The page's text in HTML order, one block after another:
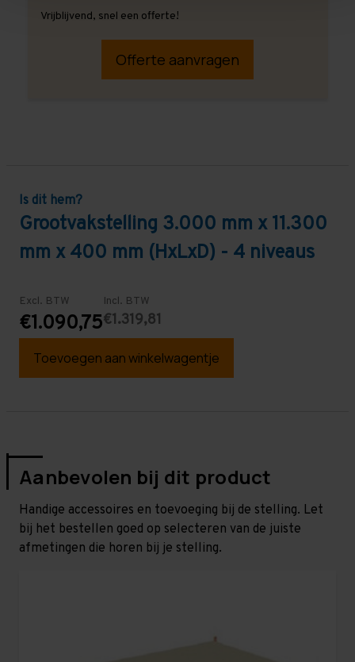
Vrijblijvend, snel een offerte!
Offerte aanvragen
Is dit hem?
Grootvakstelling 3.000 mm x 11.300
mm x 400 mm (HxLxD) - 4 niveaus
Excl. BTW
€1.090,75
Incl. BTW
€1.319,81
Toevoegen aan winkelwagentje
Aanbevolen bij dit product
Handige accessoires en toevoeging bij de stelling. Let
bij het bestellen goed op selecteren van de juiste
afmetingen die horen bij je stelling.